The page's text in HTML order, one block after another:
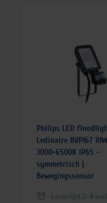
Philips LED
Ledinaire BVP167
3000-6500K IP65 –
symmetrisch |
Bewegingssensor
Levertijd 2-4